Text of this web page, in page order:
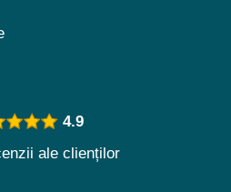
4.9
ale clienților